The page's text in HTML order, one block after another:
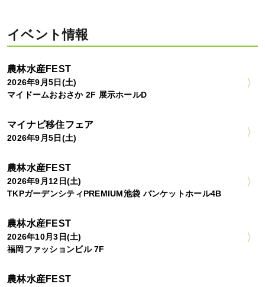
イベント情報
農林水産FEST
2026年9月5日(土)
マイドームおおさか 2F 展示ホールD
マイナビ移住フェア
2026年9月5日(土)
農林水産FEST
2026年9月12日(土)
TKPガーデンシティPREMIUM池袋 バンケットホール4B
農林水産FEST
2026年10月3日(土)
福岡ファッションビル 7F
農林水産FEST